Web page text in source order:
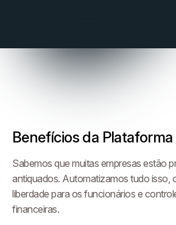
Benefícios da
Sabemos que muitas empresas estão
antiquados. Automatizamos tudo isso,
liberdade para os funcionários e
financeiras.